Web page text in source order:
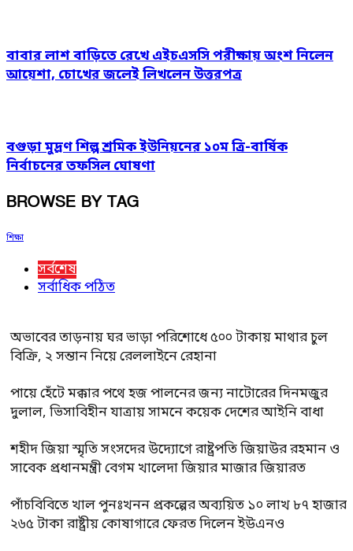
বাবার লাশ বাড়িতে রেখে এইচএসসি পরীক্ষায় অংশ নিলেন
আয়েশা, চোখের জলেই লিখলেন উত্তরপত্র
বগুড়া মুদ্রণ শিল্প শ্রমিক ইউনিয়নের ১০ম ত্রি-বার্ষিক
নির্বাচনের তফসিল ঘোষণা
BROWSE BY TAG
শিক্ষা
সর্বশেষ
সর্বাধিক পঠিত
অভাবের তাড়নায় ঘর ভাড়া পরিশোধে ৫০০ টাকায় মাথার চুল
বিক্রি, ২ সন্তান নিয়ে রেললাইনে রেহানা
পায়ে হেঁটে মক্কার পথে হজ পালনের জন্য নাটোরের দিনমজুর
দুলাল, ভিসাবিহীন যাত্রায় সামনে কয়েক দেশের আইনি বাধা
শহীদ জিয়া স্মৃতি সংসদের উদ্যোগে রাষ্ট্রপতি জিয়াউর রহমান ও
সাবেক প্রধানমন্ত্রী বেগম খালেদা জিয়ার মাজার জিয়ারত
পাঁচবিবিতে খাল পুনঃখনন প্রকল্পের অব্যয়িত ১০ লাখ ৮৭ হাজার
২৬৫ টাকা রাষ্ট্রীয় কোষাগারে ফেরত দিলেন ইউএনও